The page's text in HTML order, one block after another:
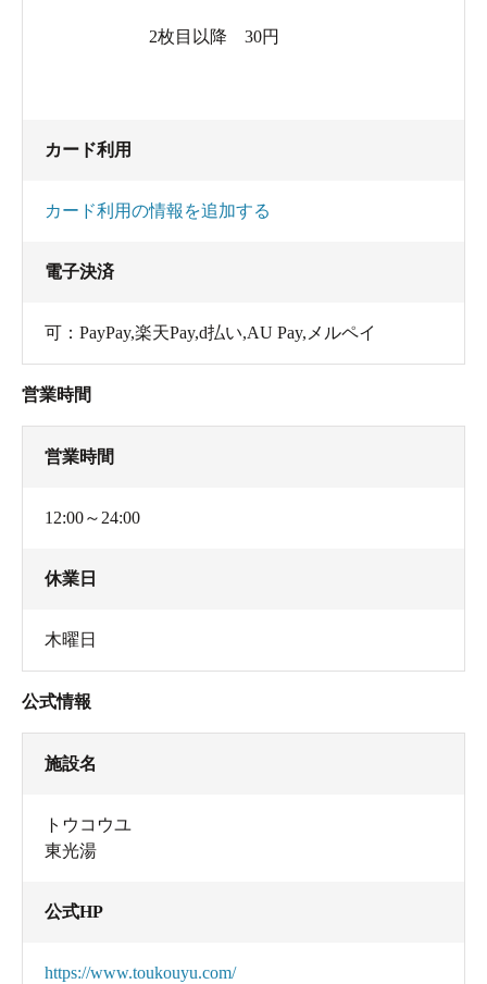
2枚目以降 30円
カード利用
カード利用の情報を追加する
電子決済
可：PayPay,楽天Pay,d払い,AU Pay,メルペイ
営業時間
営業時間
12:00～24:00
休業日
木曜日
公式情報
施設名
トウコウユ
東光湯
公式HP
https://www.toukouyu.com/